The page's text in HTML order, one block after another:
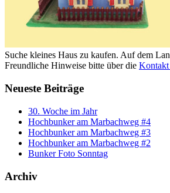
Suche kleines Haus zu kaufen. Auf dem
Freundliche Hinweise bitte über die Kontakt
Neueste Beiträge
30. Woche im Jahr
Hochbunker am Marbachweg #4
Hochbunker am Marbachweg #3
Hochbunker am Marbachweg #2
Bunker Foto Sonntag
Archiv